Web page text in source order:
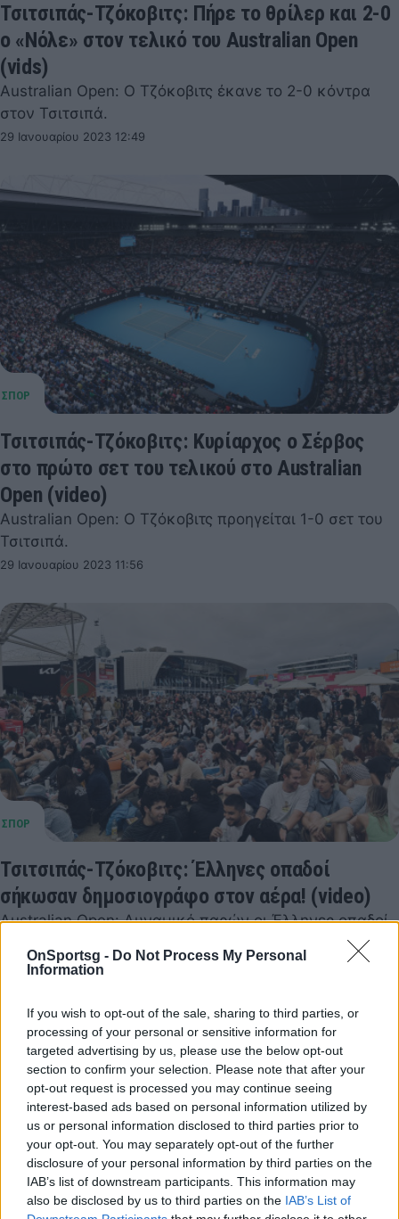
OnSportsg - Do Not Process My Personal
Information
If you wish to opt-out of the sale, sharing to third parties, or
processing of your personal or sensitive information for
targeted advertising by us, please use the below opt-out
section to confirm your selection. Please note that after your
opt-out request is processed you may continue seeing
interest-based ads based on personal information utilized by
us or personal information disclosed to third parties prior to
your opt-out. You may separately opt-out of the further
disclosure of your personal information by third parties on the
IAB’s list of downstream participants. This information may
also be disclosed by us to third parties on the IAB’s List of
Τσιτσιπάς-Τζόκοβιτς: Πήρε το θρίλερ και 2-0
ο «Νόλε» στον τελικό του Australian Open
(vids)
Australian Open: Ο Τζόκοβιτς έκανε το 2-0 κόντρα
στον Τσιτσιπά.
29 Ιανουαρίου 2023 12:49
Τσιτσιπάς-Τζόκοβιτς: Κυρίαρχος ο Σέρβος
στο πρώτο σετ του τελικού στο Australian
Open (video)
Australian Open: Ο Τζόκοβιτς προηγείται 1-0 σετ του
Τσιτσιπά.
29 Ιανουαρίου 2023 11:56
Τσιτσιπάς-Τζόκοβιτς: Έλληνες οπαδοί
σήκωσαν δημοσιογράφο στον αέρα! (video)
Australian Open: Δυναμικό παρών οι Έλληνες οπαδοί
29 Ιανουαρίου 2023 11:21